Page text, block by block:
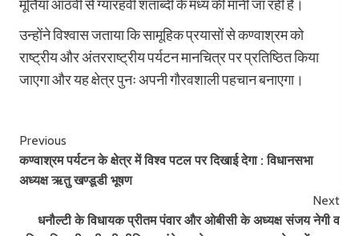
मूर्तियाँ आठवीं से ग्यारहवीं शताब्दी के मध्य की मानी जा रही हैं।
उन्होंने विश्वास जताया कि सामूहिक प्रयासों से कण्वाश्रम को
राष्ट्रीय और अंतरराष्ट्रीय पर्यटन मानचित्र पर प्रतिष्ठित किया
जाएगा और यह क्षेत्र पुनः अपनी गौरवशाली पहचान बनाएगा।
Post
Navigation
Previous
कण्वाश्रम पर्यटन के क्षेत्र में विश्व पटल पर दिखाई देगा : विधानसभा
अध्यक्ष ऋतु खण्डूडी भूषण
Next
धनौल्टी के विधायक प्रीतम पंवार और ओबीसी के अध्यक्ष संजय नेगी व